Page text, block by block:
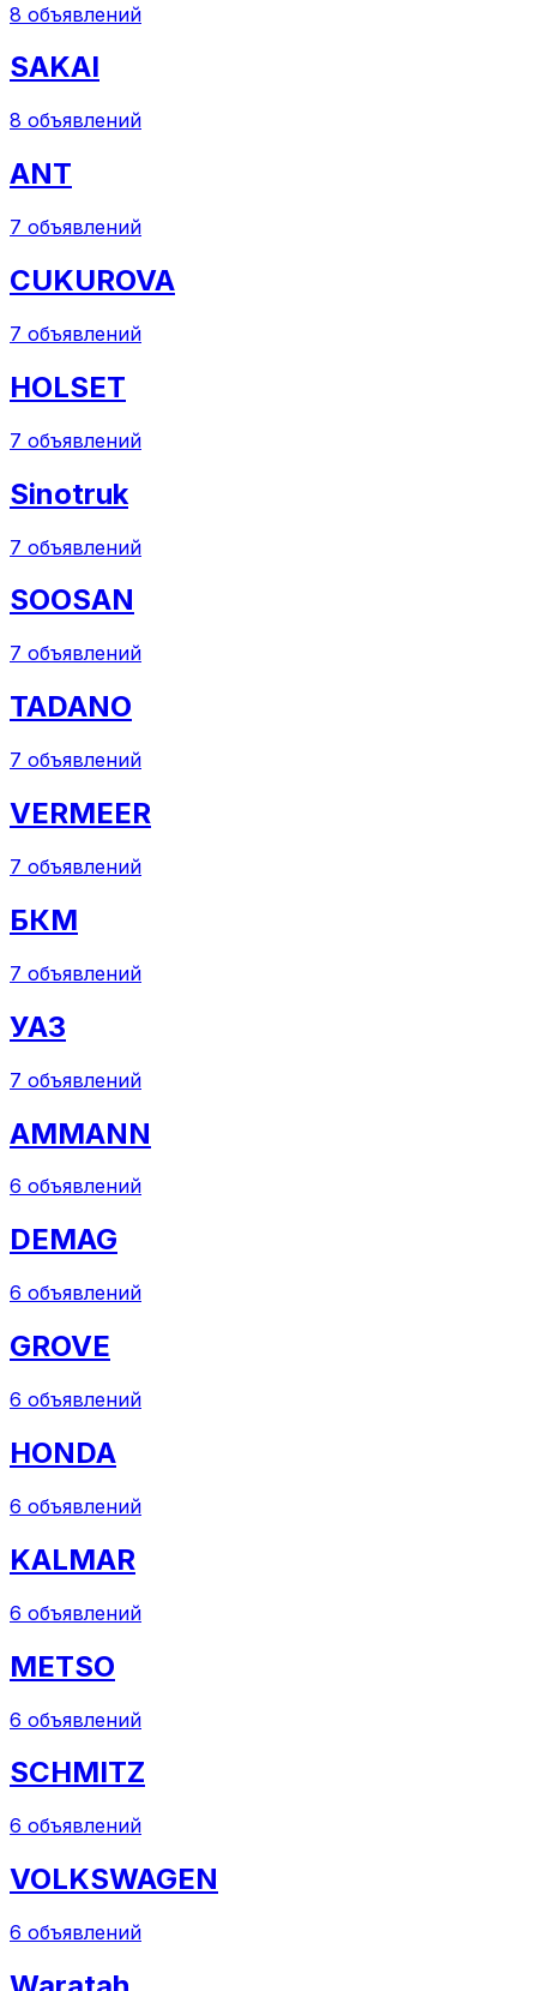
8 объявлений
SAKAI
8 объявлений
ANT
7 объявлений
CUKUROVA
7 объявлений
HOLSET
7 объявлений
Sinotruk
7 объявлений
SOOSAN
7 объявлений
TADANO
7 объявлений
VERMEER
7 объявлений
БКМ
7 объявлений
УАЗ
7 объявлений
AMMANN
6 объявлений
DEMAG
6 объявлений
GROVE
6 объявлений
HONDA
6 объявлений
KALMAR
6 объявлений
METSO
6 объявлений
SCHMITZ
6 объявлений
VOLKSWAGEN
6 объявлений